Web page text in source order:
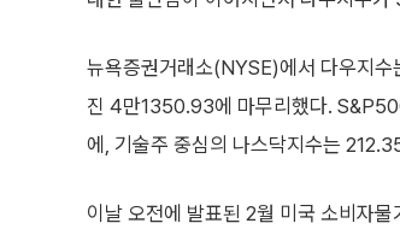
뉴욕증권거래소(NYSE)에서 다우지
진 4만1350.93에 마무리했다.
에, 기술주 중심의 나스닥지수는
이날 오전에 발표된 2월 미국 소비자